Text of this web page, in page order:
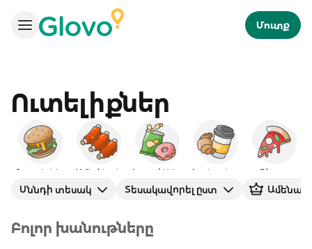
Մուտք
Ուտելիքներ
Բուրգերներ Ամերիկյան Խորտիկներ Նախաճաշ Պիցցա
Սննդի տեսակ Տեսակավորել ըստ
Բոլոր խանութները